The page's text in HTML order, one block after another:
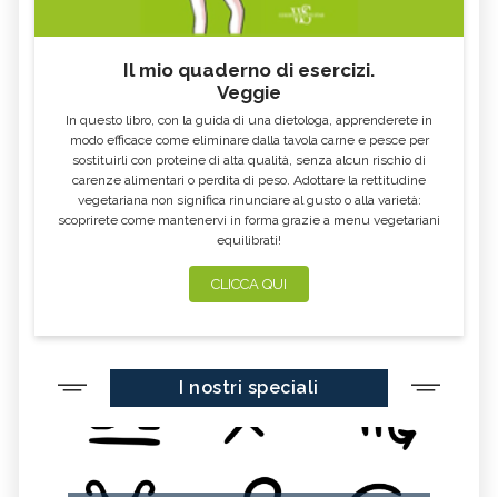
Il mio quaderno di esercizi.
Veggie
In questo libro, con la guida di una dietologa, apprenderete in
modo efficace come eliminare dalla tavola carne e pesce per
sostituirli con proteine di alta qualità, senza alcun rischio di
carenze alimentari o perdita di peso. Adottare la rettitudine
vegetariana non significa rinunciare al gusto o alla varietà:
scoprirete come mantenervi in forma grazie a menu vegetariani
equilibrati!
CLICCA QUI
I nostri speciali